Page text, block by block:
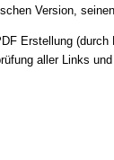
Version,
Erstellung (durch
aller Links